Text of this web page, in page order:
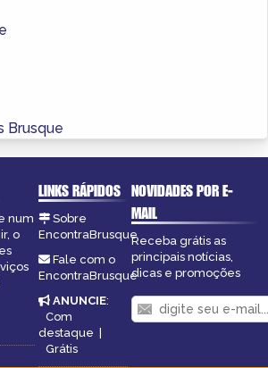
Brusque
num
o
LINKS RÁPIDOS
Sobre
EncontraBrusque
Fale com o
EncontraBrusque
ANUNCIE:
Com
destaque
Grátis
NOVIDADES POR E-
MAIL
Receba grátis as
principais notícias,
dicas e promoções